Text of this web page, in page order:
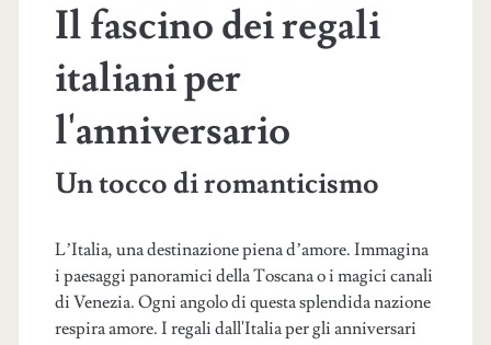
Il fascino dei regali
italiani per
l'anniversario
Un tocco di romanticismo
L’Italia, una destinazione piena d’amore. Immagina
i paesaggi panoramici della Toscana o i magici canali
di Venezia. Ogni angolo di questa splendida nazione
respira amore. I regali dall'Italia per gli anniversari